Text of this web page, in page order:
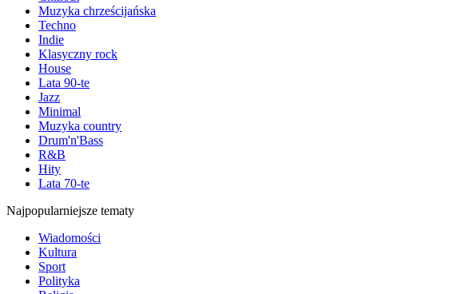
Muzyka chrześcijańska
Techno
Indie
Klasyczny rock
House
Lata 90-te
Jazz
Minimal
Muzyka country
Drum'n'Bass
R&B
Hity
Lata 70-te
Najpopularniejsze tematy
Wiadomości
Kultura
Sport
Polityka